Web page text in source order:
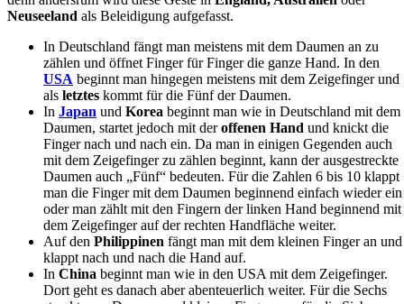
Neuseeland als Beleidigung aufgefasst.
In Deutschland fängt man meistens mit dem Daumen an zu
zählen und öffnet Finger für Finger die ganze Hand. In den
USA beginnt man hingegen meistens mit dem Zeigefinger und
als letztes kommt für die Fünf der Daumen.
In Japan und Korea beginnt man wie in Deutschland mit dem
Daumen, startet jedoch mit deroffenen Hand und knickt die
Finger nach und nach ein. Da man in einigen Gegenden auch
mit dem Zeigefinger zu zählen beginnt, kann der ausgestreckte
Daumen auch „Fünf“ bedeuten. Für die Zahlen 6 bis 10 klappt
man die Finger mit dem Daumen beginnend einfach wieder ein
oder man zählt mit den Fingern der linken Hand beginnend mit
dem Zeigefinger auf der rechten Handfläche weiter.
Auf den Philippinen fängt man mit dem kleinen Finger an und
klappt nach und nach die Hand auf.
In China beginnt man wie in den USA mit dem Zeigefinger.
Dort geht es danach aber abenteuerlich weiter. Für die Sechs